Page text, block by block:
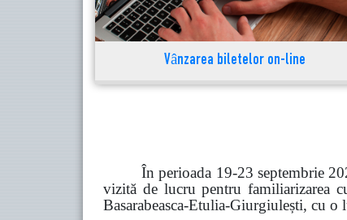
Vânzarea biletelor on-line
În perioada 19-23 septembrie
vizită de lucru pentru familiarizarea
Basarabeasca-Etulia-Giurgiulești, cu